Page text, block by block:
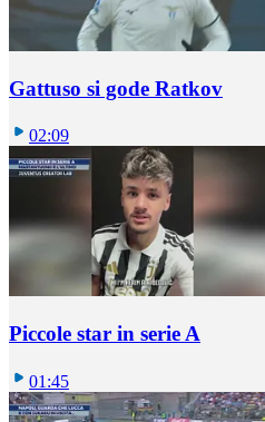
Gattuso si gode Ratkov
02:09
Piccole star in serie A
01:45